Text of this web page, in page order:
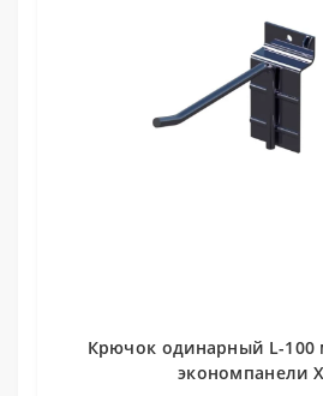
Крючок одинарный L-
экономпанели